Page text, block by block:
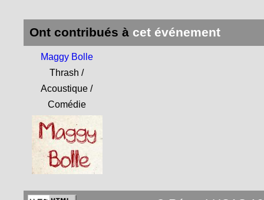
Ont contribués à cet événement
Maggy Bolle
Thrash /
Acoustique /
Comédie